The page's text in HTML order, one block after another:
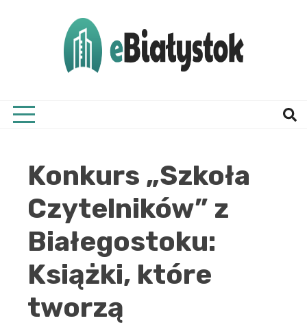
Konkurs „Szkoła
Czytelników” z
Białegostoku:
Książki, które
tworzą